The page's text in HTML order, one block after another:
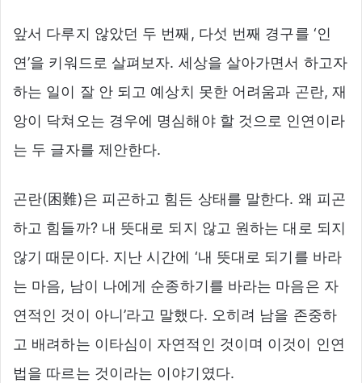
앞서 다루지 않았던 두 번째, 다섯 번째 경구를 ‘인
연’을 키워드로 살펴보자. 세상을 살아가면서 하고자
하는 일이 잘 안 되고 예상치 못한 어려움과 곤란, 재
앙이 닥쳐오는 경우에 명심해야 할 것으로 인연이라
는 두 글자를 제안한다.
곤란(困難)은 피곤하고 힘든 상태를 말한다. 왜 피곤
하고 힘들까? 내 뜻대로 되지 않고 원하는 대로 되지
않기 때문이다. 지난 시간에 ‘내 뜻대로 되기를 바라
는 마음, 남이 나에게 순종하기를 바라는 마음은 자
연적인 것이 아니’라고 말했다. 오히려 남을 존중하
고 배려하는 이타심이 자연적인 것이며 이것이 인연
법을 따르는 것이라는 이야기였다.